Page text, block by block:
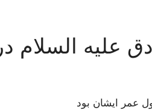
عليه السلام در
عمر ایشان‌ بود